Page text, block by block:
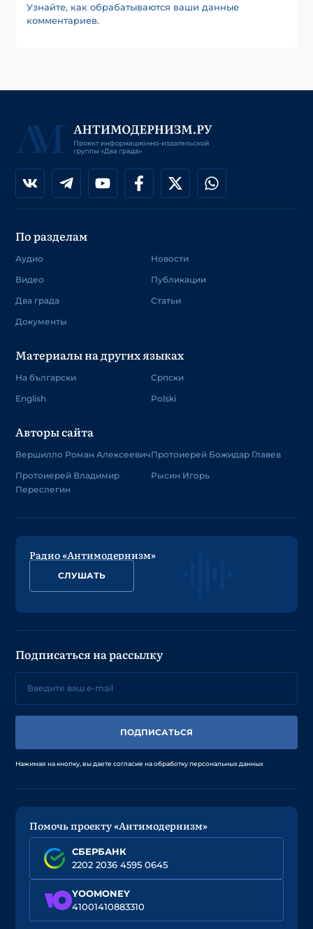
Узнайте, как обрабатываются ваши данные
комментариев.
По разделам
Аудио
Видео
Два града
Документы
Новости
Публикации
Статьи
Материалы на других языках
На български
English
Српски
Polski
Авторы сайта
Вершилло Роман Алексеевич
Протоиерей Владимир
Переслегин
Протоиерей Божидар Главев
Рысин Игорь
Радио «Антимодернизм»
СЛУШАТЬ
Подписаться на рассылку
ПОДПИСАТЬСЯ
Нажимая на кнопку, вы даете согласие на обработку персональных данных
Помочь проекту «Антимодернизм»
СБЕРБАНК
2202 2036 4595 0645
YOOMONEY
41001410883310